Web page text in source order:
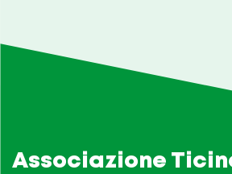
Associazione